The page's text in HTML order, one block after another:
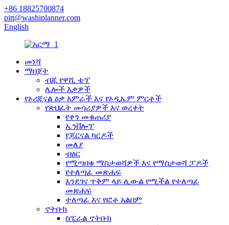
+86 18825700874
pitt@washiplanner.com
English
መነሻ
ማበጀት
ብጁ የዋሺ ቴፕ
ሌሎች እቃዎች
የኦሪጂናል ዕቃ አምራች እና የኦዲኤም ምርቶች
የጽህፈት መሳሪያዎች እና ወረቀት
የቀን መቁጠሪያ
ኤንቨሎፕ
የጆርናል ካርዶች
መለያ
ብዕር
የሚጣበቁ ማስታወሻዎች እና የማስታወሻ ፓዶች
የተለጣፊ መጽሐፍ
እንደገና ጥቅም ላይ ሊውል የሚችል የተለጣፊ
መጽሐፍ
ተለጣፊ እና የፎቶ አልበም
ኖትቡክ
ስፒራል ኖትቡክ